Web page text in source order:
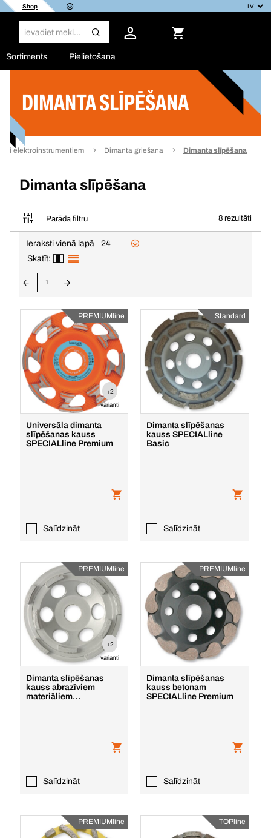
Shop
Sortiments Pielietošana
DIMANTA SLĪPĒŠANA
elektroinstrumentiem Dimanta griešana Dimanta slīpēšana
Dimanta slīpēšana
Parāda filtru 8 rezultāti
Filtrs
Ieraksti vienā lapā
24
Skatīt:
1
PREMIUMline
+2
varianti
Universāla dimanta
slīpēšanas kauss
SPECIALline Premium
Salīdzināt
Standard
Dimanta slīpēšanas
kauss SPECIALline
Basic
Salīdzināt
PREMIUMline
+2
varianti
Dimanta slīpēšanas
kauss abrazīviem
materiāliem
Salīdzināt
PREMIUMline
Dimanta slīpēšanas
kauss betonam
SPECIALline Premium
Salīdzināt
PREMIUMline TOPline